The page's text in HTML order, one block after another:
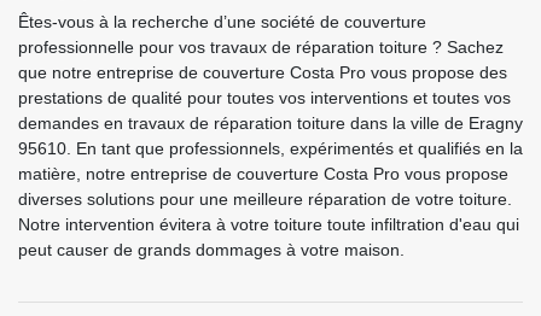
Êtes-vous à la recherche d’une société de couverture
professionnelle pour vos travaux de réparation toiture ? Sachez
que notre entreprise de couverture Costa Pro vous propose des
prestations de qualité pour toutes vos interventions et toutes vos
demandes en travaux de réparation toiture dans la ville de Eragny
95610. En tant que professionnels, expérimentés et qualifiés en la
matière, notre entreprise de couverture Costa Pro vous propose
diverses solutions pour une meilleure réparation de votre toiture.
Notre intervention évitera à votre toiture toute infiltration d'eau qui
peut causer de grands dommages à votre maison.